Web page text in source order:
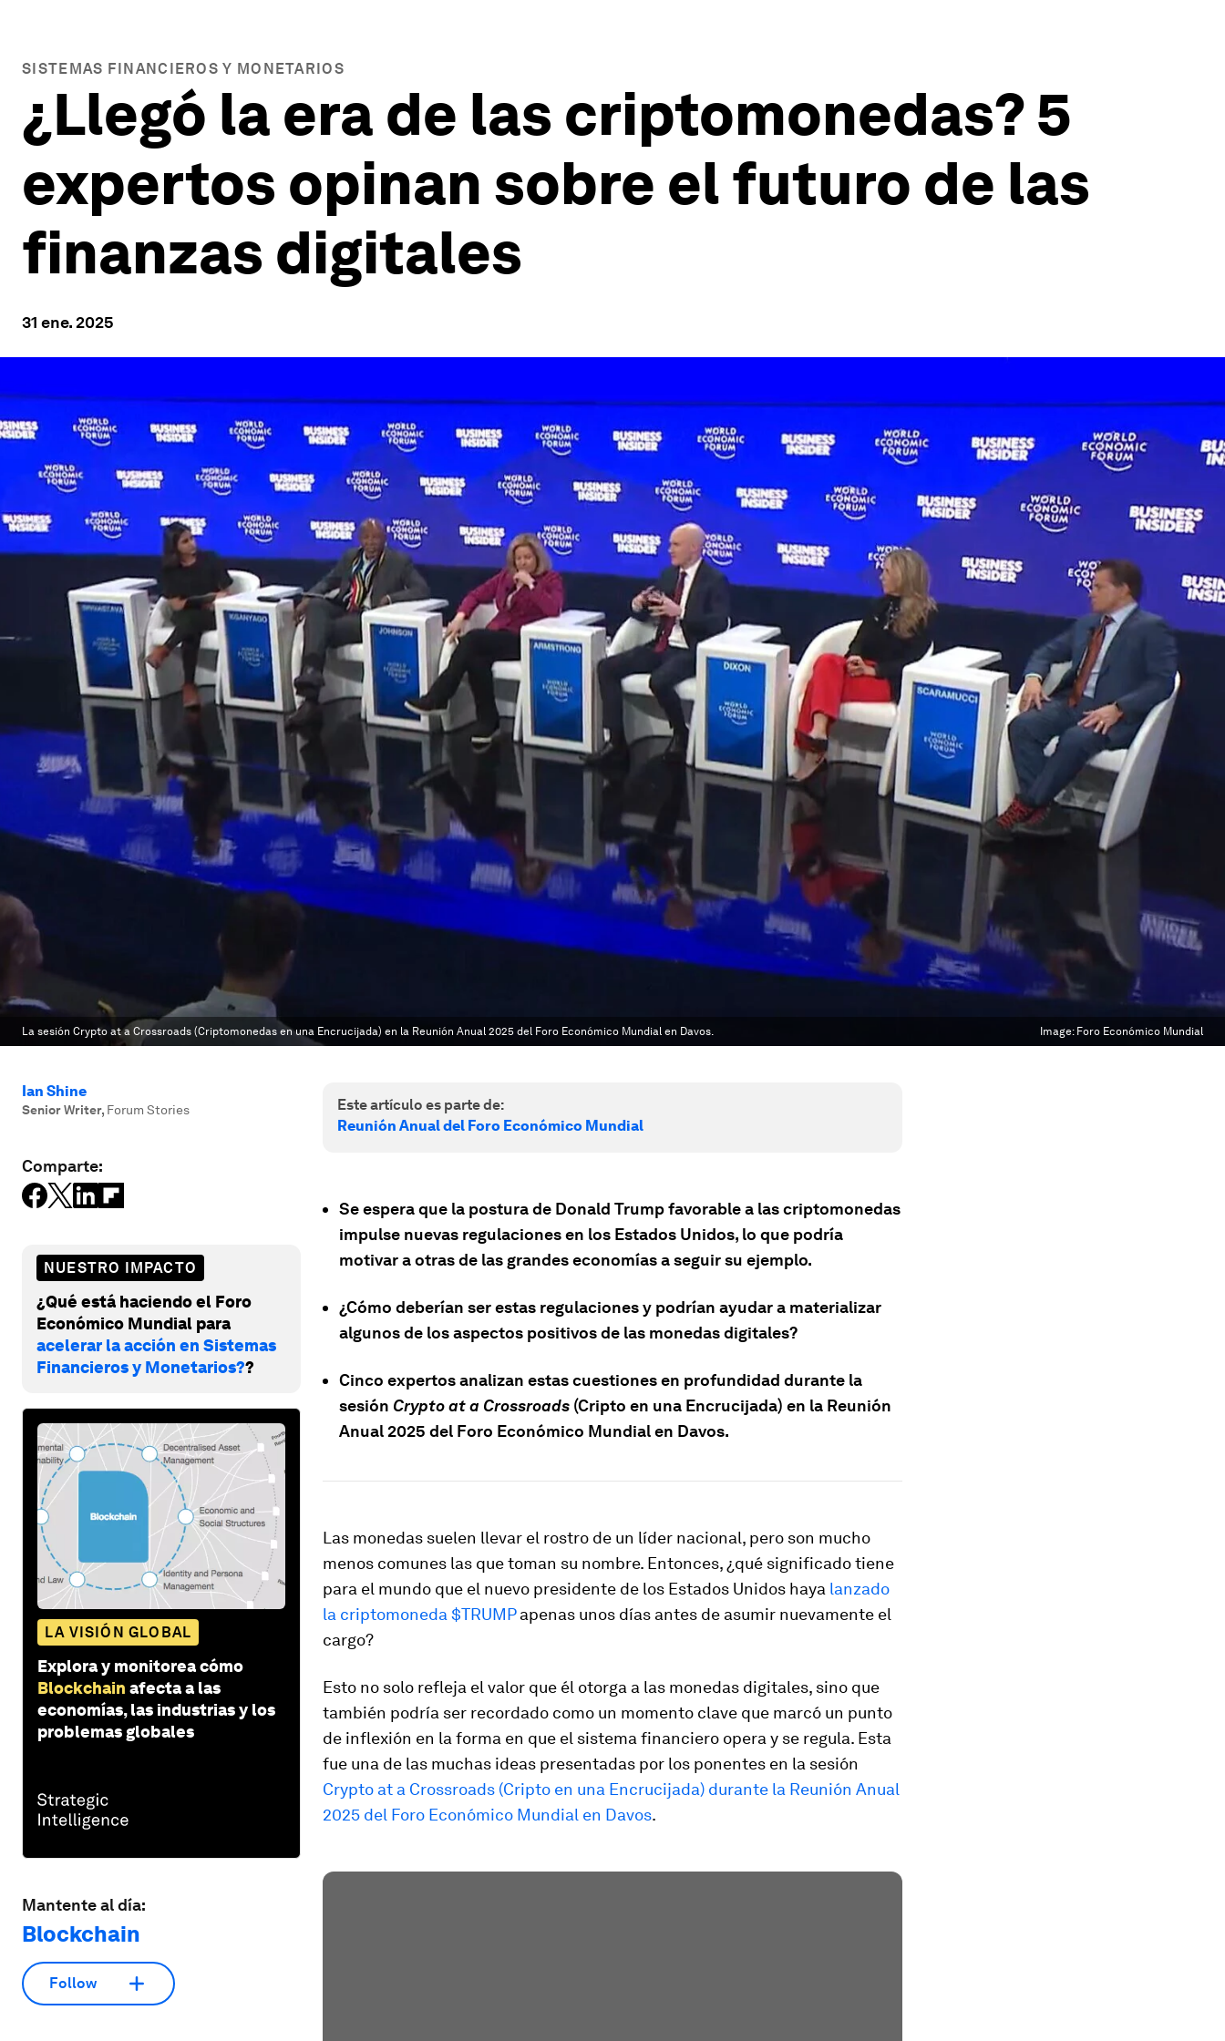
SISTEMAS FINANCIEROS Y MONETARIOS
¿Llegó la era de las criptomonedas? 5
expertos opinan sobre el futuro de las
finanzas digitales
31 ene. 2025
La sesión Crypto at a Crossroads (Criptomonedas en una Encrucijada) en la Reunión Anual 2025 del Foro Económico Mundial en Davos. Image: Foro Económico Mundial
Ian Shine
Senior Writer, Forum Stories
Comparte:
NUESTRO IMPACTO
¿Qué está haciendo el Foro
Económico Mundial para
acelerar la acción en Sistemas
Financieros y Monetarios??
LA VISIÓN GLOBAL
Explora y monitorea cómo
Blockchain afecta a las
economías, las industrias y los
problemas globales
Mantente al día:
Blockchain
Follow
Este artículo es parte de:
Reunión Anual del Foro Económico Mundial
Se espera que la postura de Donald Trump favorable a las criptomonedas
impulse nuevas regulaciones en los Estados Unidos, lo que podría
motivar a otras de las grandes economías a seguir su ejemplo.
¿Cómo deberían ser estas regulaciones y podrían ayudar a materializar
algunos de los aspectos positivos de las monedas digitales?
Cinco expertos analizan estas cuestiones en profundidad durante la
sesión Crypto at a Crossroads (Cripto en una Encrucijada) en la Reunión
Anual 2025 del Foro Económico Mundial en Davos.
Las monedas suelen llevar el rostro de un líder nacional, pero son mucho
menos comunes las que toman su nombre. Entonces, ¿qué significado tiene
para el mundo que el nuevo presidente de los Estados Unidos haya lanzado
la criptomoneda $TRUMPapenas unos días antes de asumir nuevamente el
cargo?
Esto no solo refleja el valor que él otorga a las monedas digitales, sino que
también podría ser recordado como un momento clave que marcó un punto
de inflexión en la forma en que el sistema financiero opera y se regula. Esta
fue una de las muchas ideas presentadas por los ponentes en la sesión
Crypto at a Crossroads (Cripto en una Encrucijada) durante la Reunión Anual
2025 del Foro Económico Mundial en Davos.